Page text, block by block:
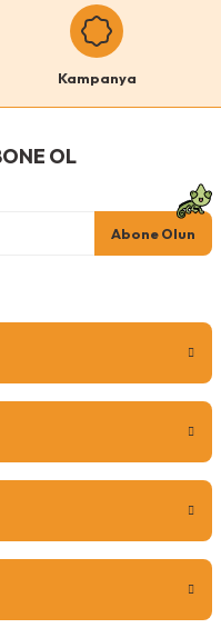
Kampanya
OL
Abone Olun